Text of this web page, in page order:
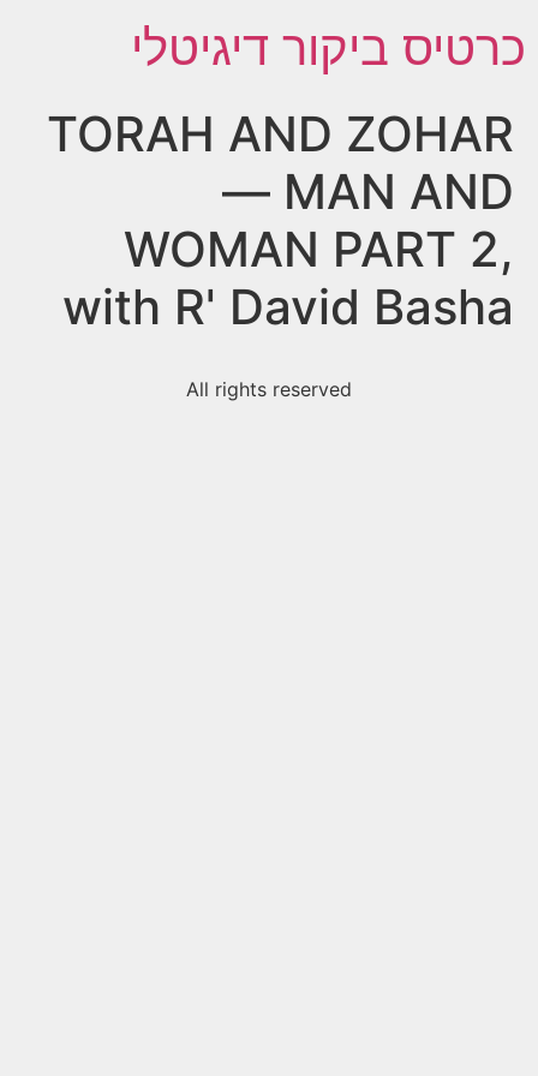
כרטיס ביקור דיגיטלי
TORAH AND ZOHAR
— MAN AND
WOMAN PART 2,
with R' David Basha
All rights reserved